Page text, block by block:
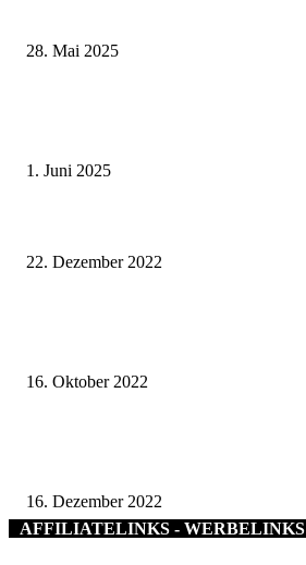
28. Mai 2025
1. Juni 2025
22. Dezember 2022
16. Oktober 2022
16. Dezember 2022
AFFILIATELINKS - WERBELINKS